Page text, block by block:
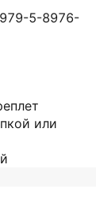
5-8976-
или